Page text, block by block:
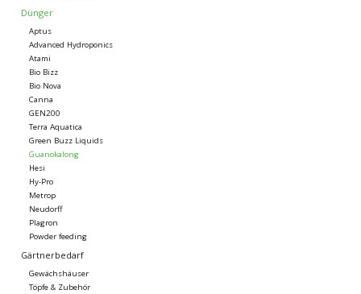
Dünger
Aptus
Advanced Hydroponics
Atami
Bio Bizz
Bio Nova
Canna
GEN200
Terra Aquatica
Green Buzz Liquids
Guanokalong
Hesi
Hy-Pro
Metrop
Neudorff
Plagron
Powder feeding
Gärtnerbedarf
Gewächshäuser
Töpfe & Zubehör